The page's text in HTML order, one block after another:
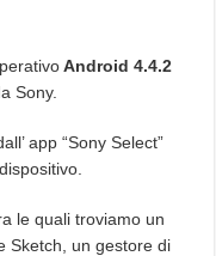
Android 4.4.2
Sony.
app “Sony Select”
le quali troviamo un
Sketch, un gestore di